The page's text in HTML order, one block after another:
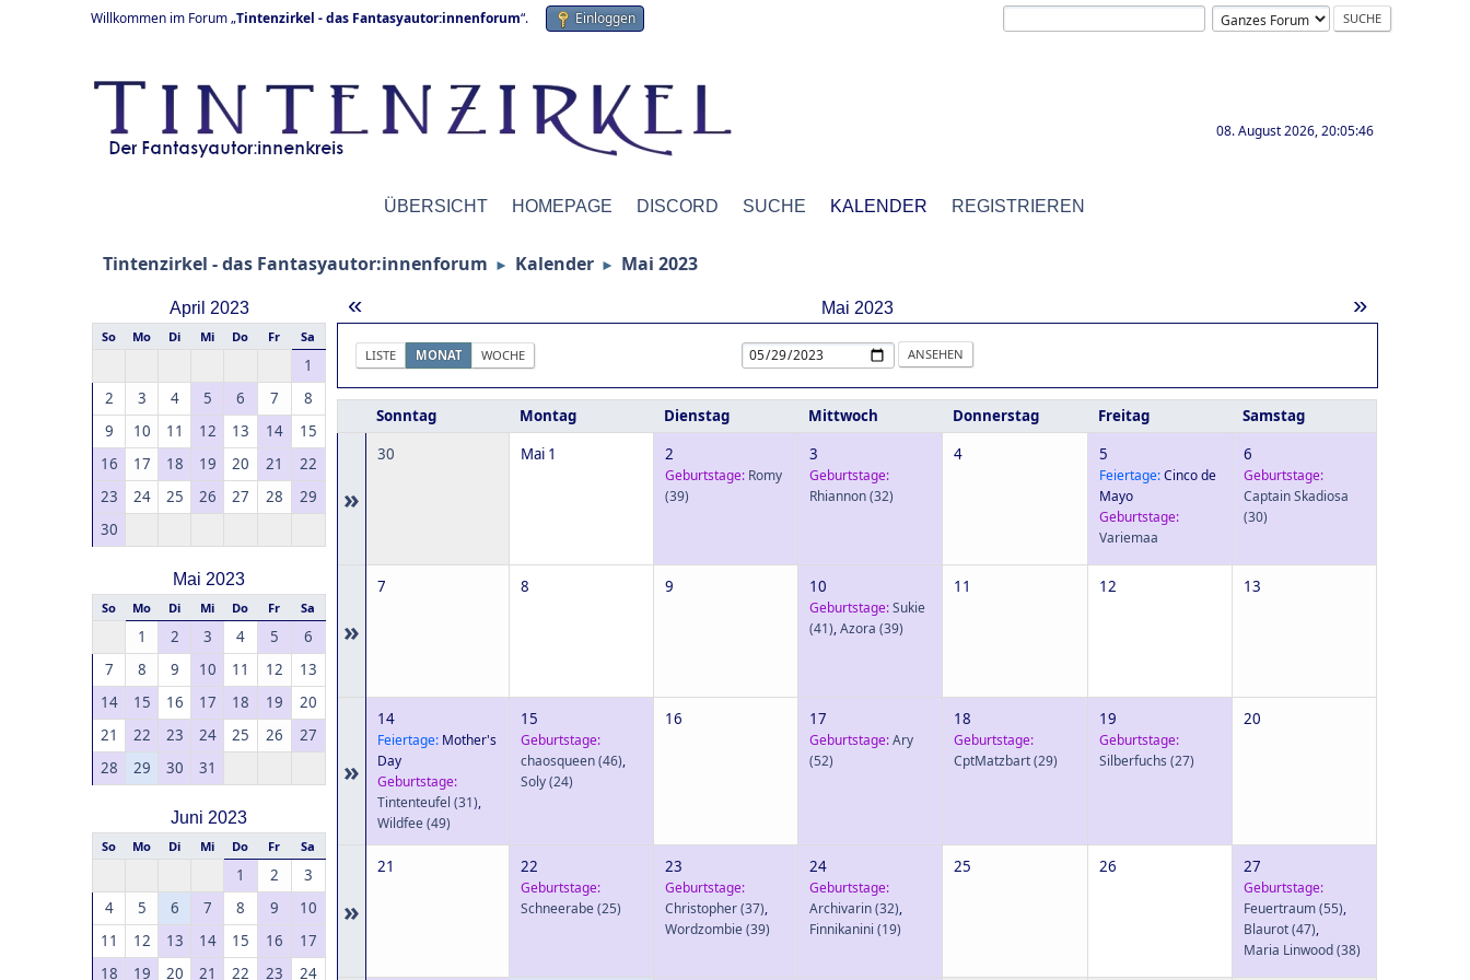
Willkommen im Forum „Tintenzirkel - das Fantasyautor:innenforum“. Einloggen
08. August 2026, 20:05:46
ÜBERSICHT HOMEPAGE DISCORD SUCHE KALENDER REGISTRIEREN
Tintenzirkel - das Fantasyautor:innenforum ► Kalender ► Mai 2023
April 2023
So Mo Di Mi Do Fr Sa
1
2
3 4 5 6 7
8
9
10 11 12 13 14
15
16
17 18 19 20 21
22
23
24 25 26 27 28
29
30
Mai 2023
So Mo Di Mi Do Fr Sa
1 2 3 4 5
6
7
8 9 10 11 12
13
14
15 16 17 18 19
20
21
22 23 24 25 26
27
28
29 30 31
Juni 2023
So Mo Di Mi Do Fr Sa
1 2
3
4
5 6 7 8 9
10
11
12 13 14 15 16
17
18
19 20 21 22 23 24
« »
Mai 2023
LISTE MONAT WOCHE
Sonntag Montag Dienstag Mittwoch Donnerstag Freitag Samstag
»
30 Mai 1 2
Geburtstage: Romy
(39)
3
Geburtstage:
Rhiannon(32)
4 5
Feiertage:Cinco de
Mayo
Geburtstage:
Variemaa
6
Geburtstage:
Captain Skadiosa
(30)
»
7 8 9 10
Geburtstage:Sukie
(41),Azora (39)
11 12 13
»
14
Feiertage: Mother's
Day
Geburtstage:
Tintenteufel (31),
Wildfee(49)
15
Geburtstage:
chaosqueen(46),
Soly(24)
16 17
Geburtstage:Ary
(52)
18
Geburtstage:
CptMatzbart(29)
19
Geburtstage:
Silberfuchs (27)
20
»
21 22
Geburtstage:
Schneerabe(25)
23
Geburtstage:
Christopher(37),
Wordzombie(39)
24
Geburtstage:
Archivarin(32),
Finnikanini (19)
25 26 27
Geburtstage:
Feuertraum(55),
Blaurot(47),
Maria Linwood(38)